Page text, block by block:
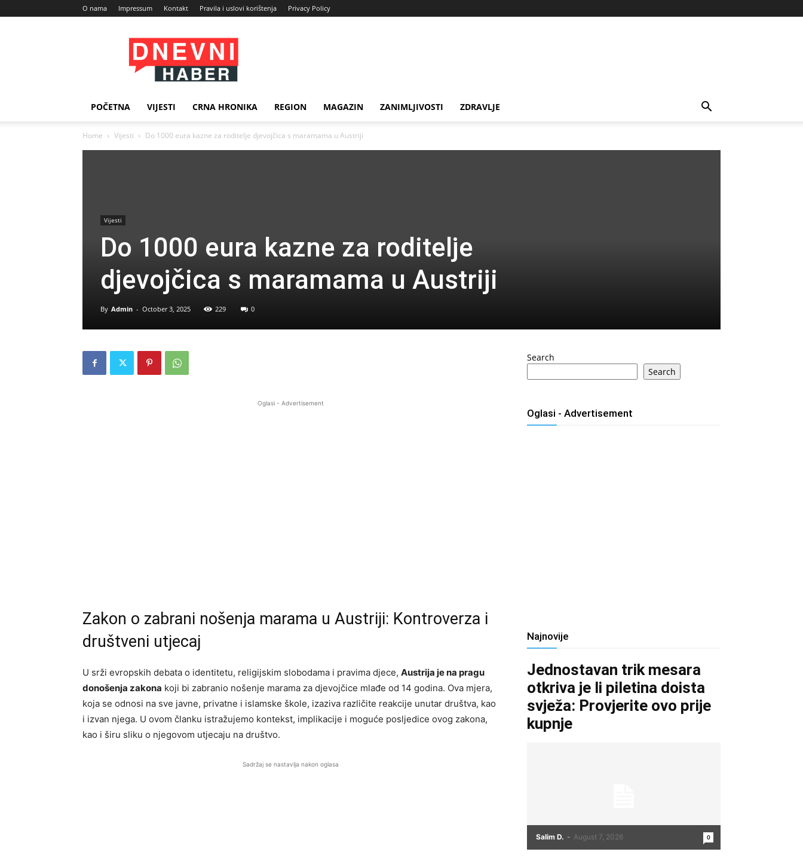
O nama Impressum Kontakt Pravila i uslovi korištenja Privacy Policy
Dnevni
Haber
POČETNA VIJESTI CRNA HRONIKA REGION MAGAZIN ZANIMLJIVOSTI ZDRAVLJE
Home Vijesti Do 1000 eura kazne za roditelje djevojčica s maramama u Austriji
Vijesti
Do 1000 eura kazne za roditelje
djevojčica s maramama u Austriji
By Admin - October 3, 2025 229 0
Oglasi - Advertisement
Zakon o zabrani nošenja marama u Austriji: Kontroverza i
društveni utjecaj
U srži evropskih debata o identitetu, religijskim slobodama i pravima djece, Austrija je na pragu
donošenja zakona koji bi zabranio nošenje marama za djevojčice mlađe od 14 godina. Ova mjera,
koja se odnosi na sve javne, privatne i islamske škole, izaziva različite reakcije unutar društva, kao
i izvan njega. U ovom članku istražujemo kontekst, implikacije i moguće posljedice ovog zakona,
kao i širu sliku o njegovom utjecaju na društvo.
Sadržaj se nastavlja nakon oglasa
Search
Search
Oglasi - Advertisement
Najnovije
Jednostavan trik mesara
otkriva je li piletina doista
svježa: Provjerite ovo prije
kupnje
Salim D. - August 7, 2026 0